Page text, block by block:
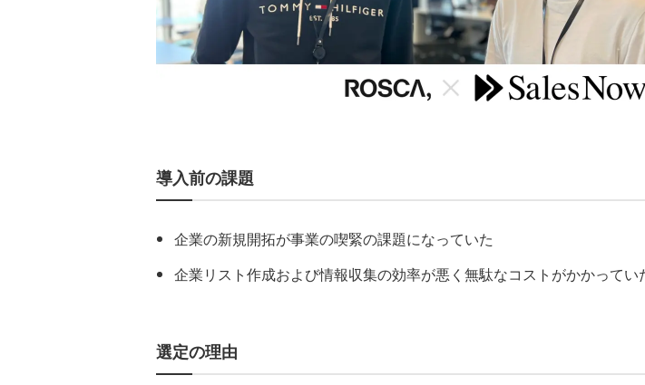
導入前の課題
企業の新規開拓が事業の喫緊の課題になっていた
企業リスト作成および情報収集の効率が悪く無駄なコストがかかってい
選定の理由